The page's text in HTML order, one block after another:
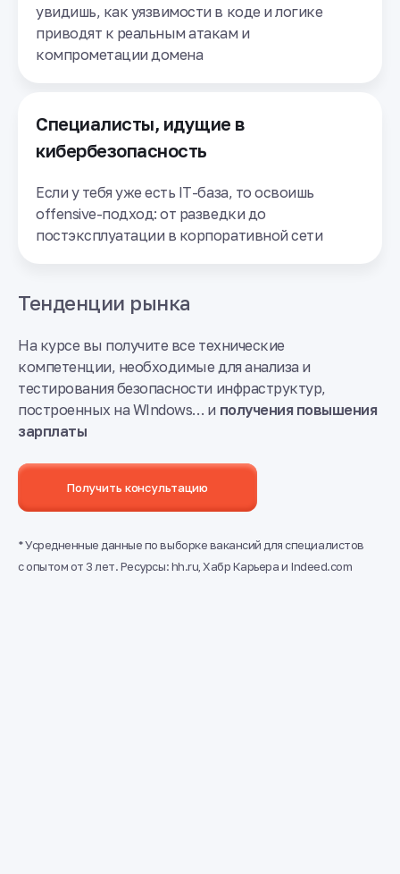
увидишь, как уязвимости в коде и логике
приводят к реальным атакам и
компрометации домена
Специалисты, идущие в
кибербезопасность
Если у тебя уже есть IT-база, то освоишь
offensive-подход: от разведки до
постэксплуатации в корпоративной сети
Тенденции рынка
На курсе вы получите все технические
компетенции, необходимые для анализа и
тестирования безопасности инфраструктур,
построенных на WIndows… и получения повышения
зарплаты
Получить консультацию
* Усредненные данные по выборке вакансий для специалистов
с опытом от 3 лет. Ресурсы: hh.ru, Хабр Карьера и Indeed.com